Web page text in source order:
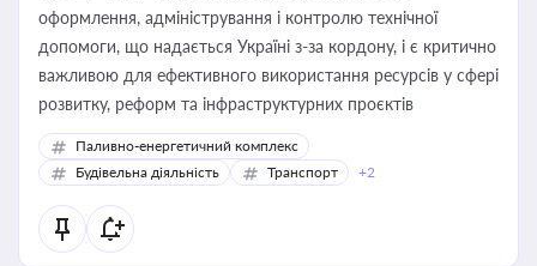
оформлення, адміністрування і контролю технічної
допомоги, що надається Україні з-за кордону, і є критично
важливою для ефективного використання ресурсів у сфері
розвитку, реформ та інфраструктурних проєктів
Паливно-енергетичний комплекс
Будівельна діяльність
Транспорт +2